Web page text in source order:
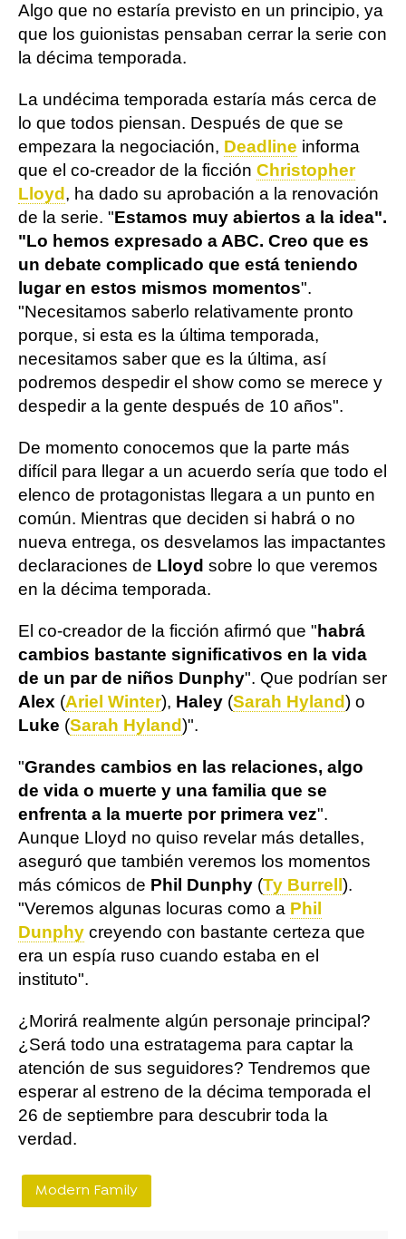
Algo que no estaría previsto en un principio, ya
que los guionistas pensaban cerrar la serie con
la décima temporada.
La undécima temporada estaría más cerca de
lo que todos piensan. Después de que se
empezara la negociación, Deadline informa
que el co-creador de la ficción Christopher
Lloyd , ha dado su aprobación a la renovación
de la serie. "Estamos muy abiertos a la idea".
"Lo hemos expresado a ABC. Creo que es
un debate complicado que está teniendo
lugar en estos mismos momentos".
"Necesitamos saberlo relativamente pronto
porque, si esta es la última temporada,
necesitamos saber que es la última, así
podremos despedir el show como se merece y
despedir a la gente después de 10 años".
De momento conocemos que la parte más
difícil para llegar a un acuerdo sería que todo el
elenco de protagonistas llegara a un punto en
común. Mientras que deciden si habrá o no
nueva entrega, os desvelamos las impactantes
declaraciones de Lloyd sobre lo que veremos
en la décima temporada.
El co-creador de la ficción afirmó que "habrá
cambios bastante significativos en la vida
de un par de niños Dunphy". Que podrían ser
Alex (Ariel Winter), Haley (Sarah Hyland) o
Luke (Sarah Hyland)".
"Grandes cambios en las relaciones, algo
de vida o muerte y una familia que se
enfrenta a la muerte por primera vez".
Aunque Lloyd no quiso revelar más detalles,
aseguró que también veremos los momentos
más cómicos de Phil Dunphy (Ty Burrell ).
"Veremos algunas locuras como a Phil
Dunphy creyendo con bastante certeza que
era un espía ruso cuando estaba en el
instituto".
¿Morirá realmente algún personaje principal?
¿Será todo una estratagema para captar la
atención de sus seguidores? Tendremos que
esperar al estreno de la décima temporada el
26 de septiembre para descubrir toda la
verdad.
Modern Family